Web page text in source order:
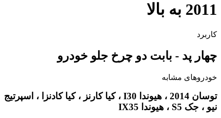
2011 به بالا
کاربرد
چهار پد - بابت دو چرخ جلو خودرو
خودروهای مشابه
توسان 2014 ، هیوندا I30 ، کیا کارنز ، کیا کادنزا ، اسپرتیج
نیو ، جک S5 ، هیوندا IX35